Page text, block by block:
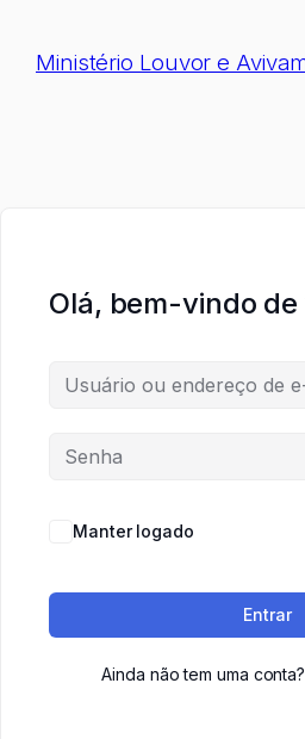
Ministério Louvor e
Olá, bem-vindo
Manter logado
Entrar
Ainda não tem uma conta?